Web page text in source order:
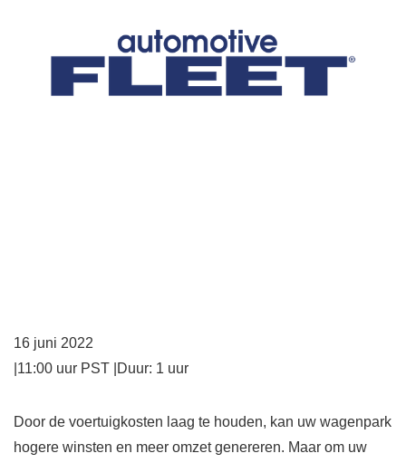
16 juni 2022
11:00 uur PST Duur: 1 uur
Door de voertuigkosten laag te houden, kan uw wagenpark
hogere winsten en meer omzet genereren. Maar om uw